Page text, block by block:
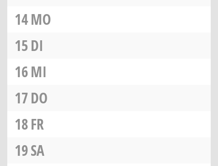
14MO
15DI
16MI
17DO
18FR
19SA